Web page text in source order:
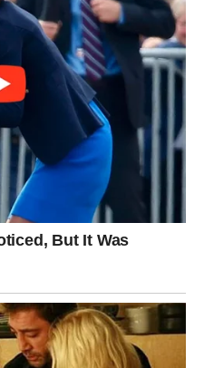
posljedice, primjerice:
nećeš moći ići u park.”
pažnje
da se dijete fiksira na
izazvati još veći otpor.
nešto pozitivno ili zanimljivo
Izbjegavajte da
u tim trenucima.